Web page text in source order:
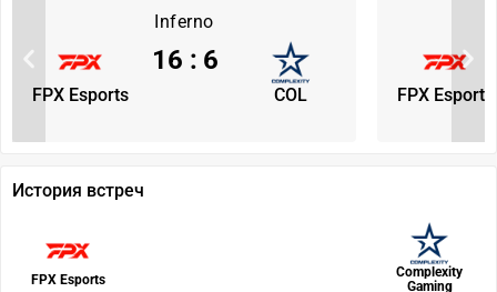
Inferno
FPX Esports COL
16 : 6
FPX Esports
История встреч
FPX Esports
Complexity
Gaming